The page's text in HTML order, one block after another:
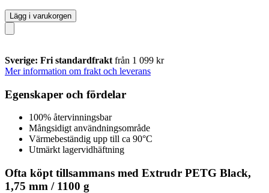
Lägg i varukorgen
Sverige: Fri standardfrakt från 1 099 kr
Mer information om frakt och leverans
Egenskaper och fördelar
100% återvinningsbar
Mångsidigt användningsområde
Värmebeständig upp till ca 90°C
Utmärkt lagervidhäftning
Ofta köpt tillsammans med Extrudr PETG Black,
1,75 mm / 1100 g